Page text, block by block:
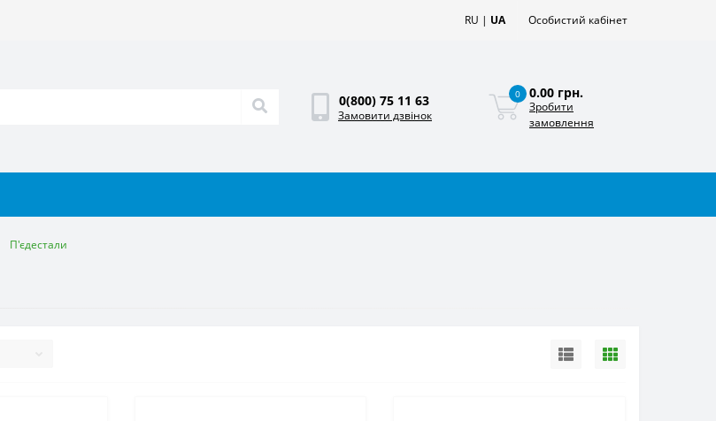
RU | UA Особистий кабінет
0(800) 75 11 63
Замовити дзвінок
0 0.00 грн.
Зробити
замовлення
П'єдестали